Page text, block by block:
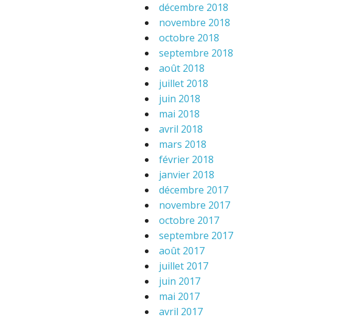
décembre 2018
novembre 2018
octobre 2018
septembre 2018
août 2018
juillet 2018
juin 2018
mai 2018
avril 2018
mars 2018
février 2018
janvier 2018
décembre 2017
novembre 2017
octobre 2017
septembre 2017
août 2017
juillet 2017
juin 2017
mai 2017
avril 2017